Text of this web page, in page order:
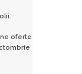
oferte